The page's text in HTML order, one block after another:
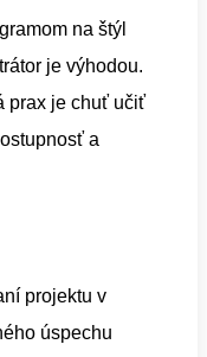
na štýl
je výhodou.
prax je chuť učiť
a
projektu v
úspechu